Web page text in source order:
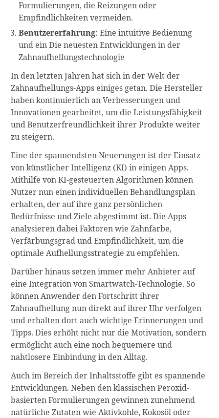
Formulierungen, die Reizungen oder
Empfindlichkeiten vermeiden.
Benutzererfahrung: Eine intuitive Bedienung
und ein Die neuesten Entwicklungen in der
Zahnaufhellungstechnologie
In den letzten Jahren hat sich in der Welt der
Zahnaufhellungs-Apps einiges getan. Die Hersteller
haben kontinuierlich an Verbesserungen und
Innovationen gearbeitet, um die Leistungsfähigkeit
und Benutzerfreundlichkeit ihrer Produkte weiter
zu steigern.
Eine der spannendsten Neuerungen ist der Einsatz
von künstlicher Intelligenz (KI) in einigen Apps.
Mithilfe von KI-gesteuerten Algorithmen können
Nutzer nun einen individuellen Behandlungsplan
erhalten, der auf ihre ganz persönlichen
Bedürfnisse und Ziele abgestimmt ist. Die Apps
analysieren dabei Faktoren wie Zahnfarbe,
Verfärbungsgrad und Empfindlichkeit, um die
optimale Aufhellungsstrategie zu empfehlen.
Darüber hinaus setzen immer mehr Anbieter auf
eine Integration von Smartwatch-Technologie. So
können Anwender den Fortschritt ihrer
Zahnaufhellung nun direkt auf ihrer Uhr verfolgen
und erhalten dort auch wichtige Erinnerungen und
Tipps. Dies erhöht nicht nur die Motivation, sondern
ermöglicht auch eine noch bequemere und
nahtlosere Einbindung in den Alltag.
Auch im Bereich der Inhaltsstoffe gibt es spannende
Entwicklungen. Neben den klassischen Peroxid-
basierten Formulierungen gewinnen zunehmend
natürliche Zutaten wie Aktivkohle, Kokosöl oder